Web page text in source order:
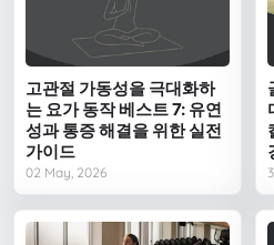
고관절 가동성을 극대화하
는 요가 동작 베스트 7: 유연
성과 통증 해결을 위한 실전
가이드
02 May, 2026